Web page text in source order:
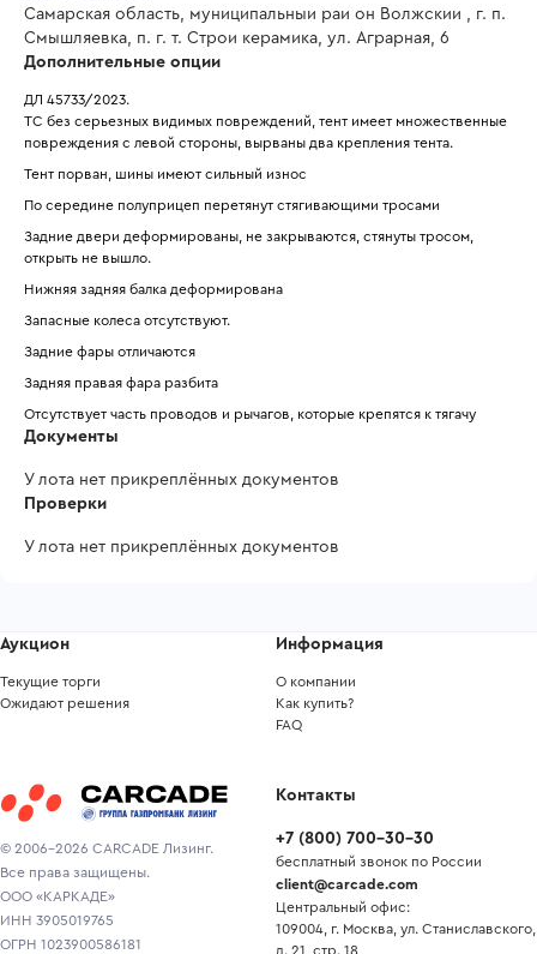
Самарская область, муниципальныи раи он Волжскии , г. п.
Смышляевка, п. г. т. Строи керамика, ул. Аграрная, 6
Дополнительные опции
ДЛ 45733/2023.
ТС без серьезных видимых повреждений, тент имеет множественные
повреждения с левой стороны, вырваны два крепления тента.
Тент порван, шины имеют сильный износ
По середине полуприцеп перетянут стягивающими тросами
Задние двери деформированы, не закрываются, стянуты тросом,
открыть не вышло.
Нижняя задняя балка деформирована
Запасные колеса отсутствуют.
Задние фары отличаются
Задняя правая фара разбита
Отсутствует часть проводов и рычагов, которые крепятся к тягачу
Документы
У лота нет прикреплённых документов
Проверки
У лота нет прикреплённых документов
© 2006-2026 CARCADE Лизинг.
Все права защищены.
ООО «КАРКАДЕ»
ИНН 3905019765
ОГРН 1023900586181
Аукцион
Текущие торги
Ожидают решения
Информация
О компании
Как купить?
FAQ
Контакты
+7 (800) 700-30-30
бесплатный звонок по России
client@carcade.com
Центральный офис:
109004, г. Москва, ул. Станиславского,
д. 21, стр. 18